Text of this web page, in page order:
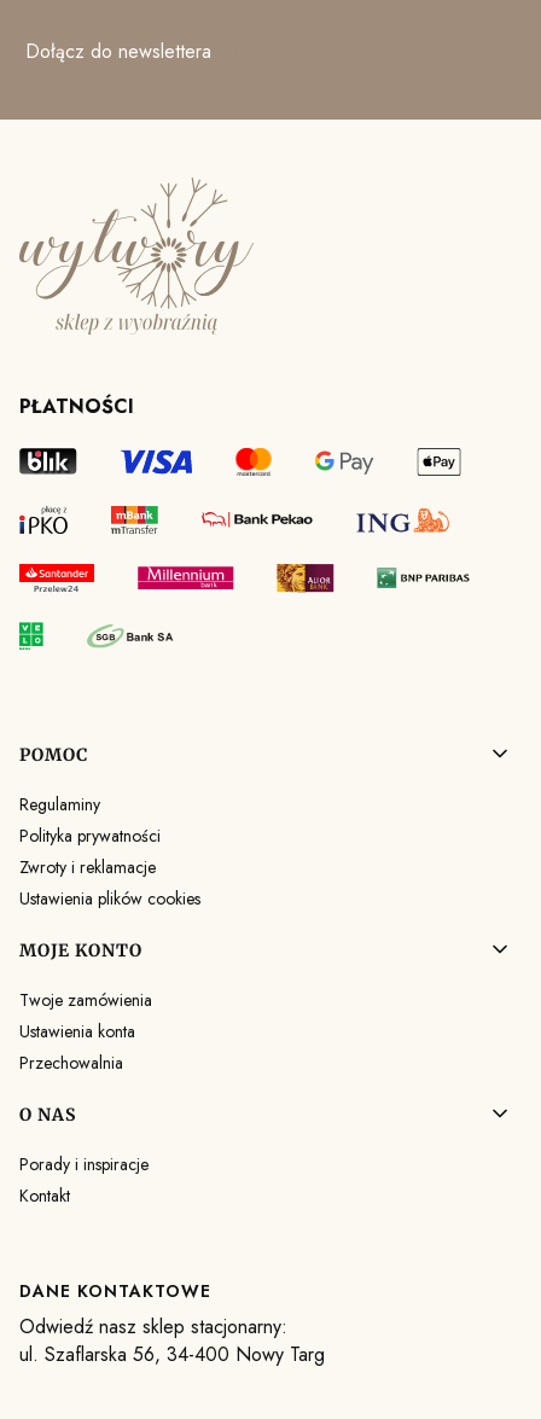
Dołącz do newslettera
PŁATNOŚCI
Linki w stopce
POMOC
Regulaminy
Polityka prywatności
Zwroty i reklamacje
Ustawienia plików cookies
MOJE KONTO
Twoje zamówienia
Ustawienia konta
Przechowalnia
O NAS
Porady i inspiracje
Kontakt
DANE KONTAKTOWE
Odwiedź nasz sklep stacjonarny:
ul. Szaflarska 56, 34-400 Nowy Targ